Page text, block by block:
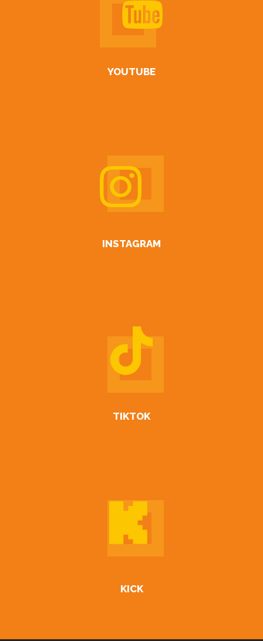
YOUTUBE
INSTAGRAM
TIKTOK
KICK